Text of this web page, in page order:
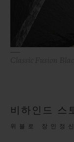
비하인드 스
위블로 장인정신